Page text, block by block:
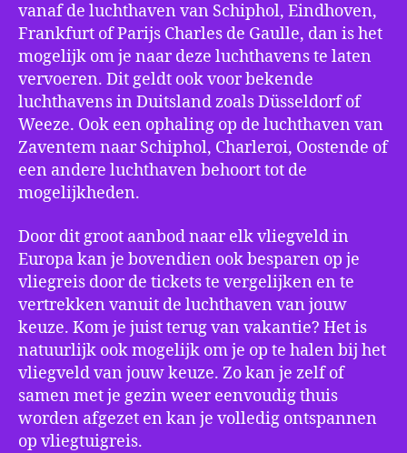
vanaf de luchthaven van Schiphol, Eindhoven,
Frankfurt of Parijs Charles de Gaulle, dan is het
mogelijk om je naar deze luchthavens te laten
vervoeren. Dit geldt ook voor bekende
luchthavens in Duitsland zoals Düsseldorf of
Weeze. Ook een ophaling op de luchthaven van
Zaventem naar Schiphol, Charleroi, Oostende of
een andere luchthaven behoort tot de
mogelijkheden.
Door dit groot aanbod naar elk vliegveld in
Europa kan je bovendien ook besparen op je
vliegreis door de tickets te vergelijken en te
vertrekken vanuit de luchthaven van jouw
keuze. Kom je juist terug van vakantie? Het is
natuurlijk ook mogelijk om je op te halen bij het
vliegveld van jouw keuze. Zo kan je zelf of
samen met je gezin weer eenvoudig thuis
worden afgezet en kan je volledig ontspannen
op vliegtuigreis.